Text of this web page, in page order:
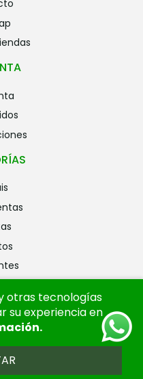
otras tecnologías
su experiencia en
.